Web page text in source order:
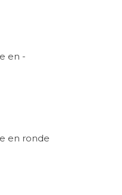
en -
en ronde